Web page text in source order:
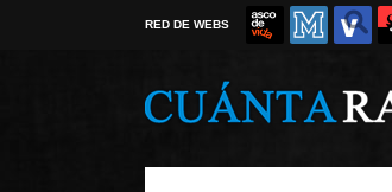
RED DE WEBS